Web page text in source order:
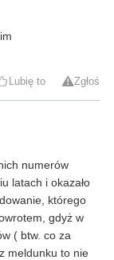
Lubię to Zgłoś
numerów
latach i okazało
którego
gdyż w
( btw. co za
meldunku to nie